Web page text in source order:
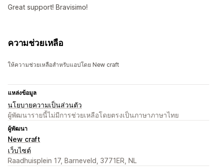
Great support! Bravisimo!
ความช่วยเหลือ
ให้ความช่วยเหลือสำหรับแอปโดย New craft
แหล่งข้อมูล
นโยบายความเป็นส่วนตัว
ผู้พัฒนารายนี้ไม่มีการช่วยเหลือโดยตรงเป็นภาษาภาษาไทย
ผู้พัฒนา
New craft
เว็บไซต์
Raadhuisplein 17, Barneveld, 3771ER, NL